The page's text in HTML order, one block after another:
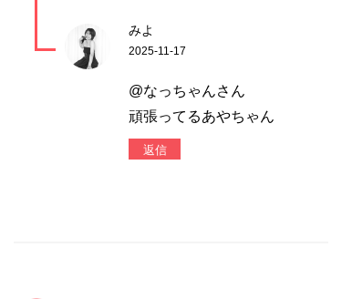
みよ
2025-11-17
@なっちゃんさん
頑張ってるあやちゃん
返信